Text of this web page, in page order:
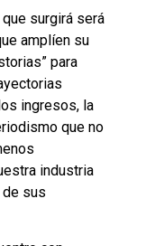
surgirá será
amplíen su
para
ingresos, la
que no
industria
sus